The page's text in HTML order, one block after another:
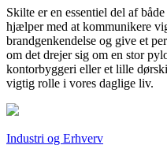
Skilte er en essentiel del af
hjælper med at kommunikere
brandgenkendelse og give et
om det drejer sig om en stor
kontorbyggeri eller et lille
vigtig rolle i vores daglige liv.
Categories
Industri og Erhverv